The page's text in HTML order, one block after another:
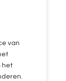
van
het